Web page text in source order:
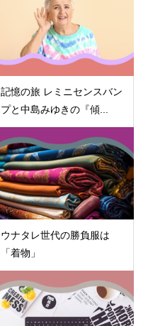
記憶の旅 レミニセンスバン
プと中島みゆきの『傾...
ウナタレ世代の勝負服は
「着物」